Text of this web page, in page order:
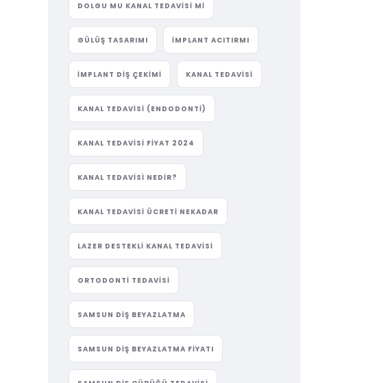
DOLGU MU KANAL TEDAVISI MI
GÜLÜŞ TASARIMI IMPLANT ACITIRMI
IMPLANT DIŞ ÇEKIMI KANAL TEDAVISI
KANAL TEDAVISI (ENDODONTI)
KANAL TEDAVISI FIYAT 2024
KANAL TEDAVISI NEDIR?
KANAL TEDAVISI ÜCRETI NEKADAR
LAZER DESTEKLI KANAL TEDAVISI
ORTODONTI TEDAVISI
SAMSUN DIŞ BEYAZLATMA
SAMSUN DIŞ BEYAZLATMA FIYATI